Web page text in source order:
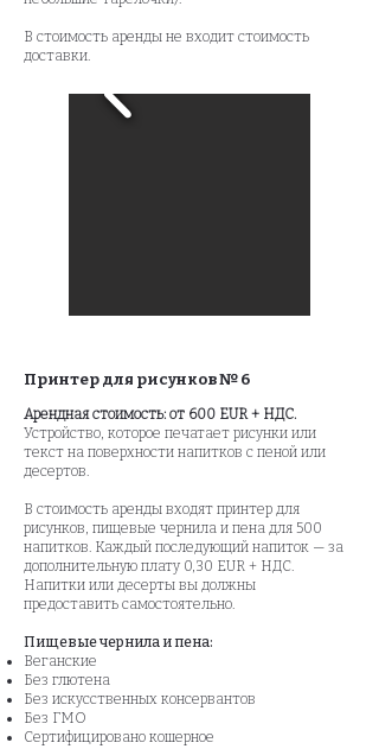
В стоимость аренды не входит стоимость
доставки.
Принтер для рисунков № 6
Арендная стоимость: от 600 EUR + НДС.
Устройство, которое печатает рисунки или
текст на поверхности напитков с пеной или
десертов.
В стоимость аренды входят принтер для
рисунков, пищевые чернила и пена для 500
напитков. Каждый последующий напиток — за
дополнительную плату 0,30 EUR + НДС.
Напитки или десерты вы должны
предоставить самостоятельно.
Пищевые чернила и пена:
Веганские
Без глютена
Без искусственных консервантов
Без ГМО
Сертифицировано кошерное